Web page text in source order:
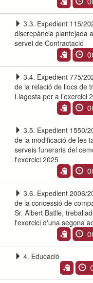
3.3. Expedient 115/
discrepància plantejada
servei de Contractació
3.4. Expedient 775/
de la relació de llocs de
Llagosta per a l'exercici
3.5. Expedient 1550/
de la modificació de les
serveis funeraris del
l'exercici 2025
3.6. Expedient 2006/
de la concessió de
Sr. Albert Batlle,
l'exercici d'una segona
4. Educació